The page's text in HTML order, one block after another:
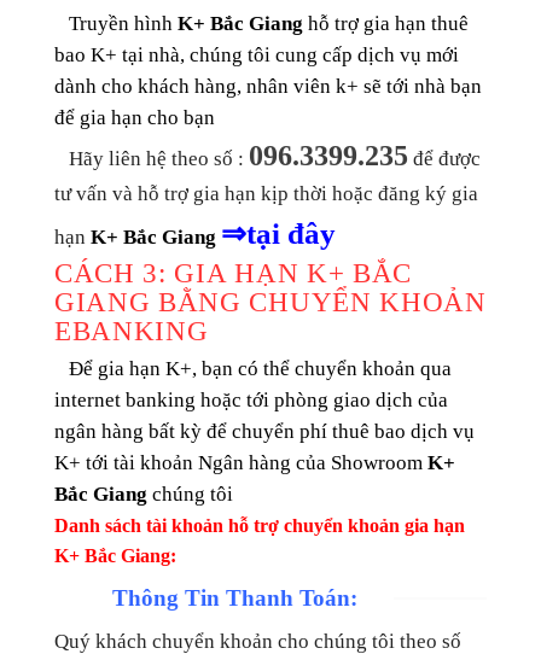
Truyền hình K+ Bắc Giang hỗ trợ gia hạn thuê
bao K+ tại nhà, chúng tôi cung cấp dịch vụ mới
dành cho khách hàng, nhân viên k+ sẽ tới nhà bạn
để gia hạn cho bạn
Hãy liên hệ theo số : 096.3399.235 để được
tư vấn và hỗ trợ gia hạn kịp thời hoặc đăng ký gia
hạn K+ Bắc Giang ⇒tại đây
CÁCH 3: GIA HẠN K+ BẮC
GIANG BẰNG CHUYỂN KHOẢN
EBANKING
Để gia hạn K+, bạn có thể chuyển khoản qua
internet banking hoặc tới phòng giao dịch của
ngân hàng bất kỳ để chuyển phí thuê bao dịch vụ
K+ tới tài khoản Ngân hàng của Showroom K+
Bắc Giang chúng tôi
Danh sách tài khoản hỗ trợ chuyển khoản gia hạn
K+ Bắc Giang:
Thông Tin Thanh Toán:
Quý khách chuyển khoản cho chúng tôi theo số